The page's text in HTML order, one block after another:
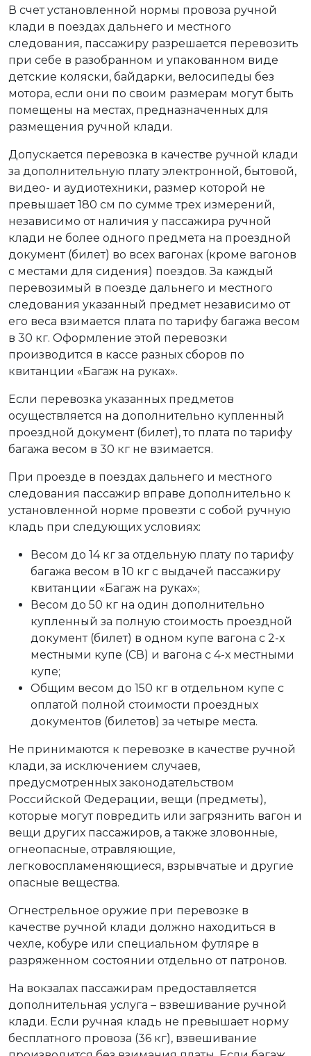
В счет установленной нормы провоза ручной
клади в поездах дальнего и местного
следования, пассажиру разрешается перевозить
при себе в разобранном и упакованном виде
детские коляски, байдарки, велосипеды без
мотора, если они по своим размерам могут быть
помещены на местах, предназначенных для
размещения ручной клади.
Допускается перевозка в качестве ручной клади
за дополнительную плату электронной, бытовой,
видео- и аудиотехники, размер которой не
превышает 180 см по сумме трех измерений,
независимо от наличия у пассажира ручной
клади не более одного предмета на проездной
документ (билет) во всех вагонах (кроме вагонов
с местами для сидения) поездов. За каждый
перевозимый в поезде дальнего и местного
следования указанный предмет независимо от
его веса взимается плата по тарифу багажа весом
в 30 кг. Оформление этой перевозки
производится в кассе разных сборов по
квитанции «Багаж на руках».
Если перевозка указанных предметов
осуществляется на дополнительно купленный
проездной документ (билет), то плата по тарифу
багажа весом в 30 кг не взимается.
При проезде в поездах дальнего и местного
следования пассажир вправе дополнительно к
установленной норме провезти с собой ручную
кладь при следующих условиях:
Весом до 14 кг за отдельную плату по тарифу
багажа весом в 10 кг с выдачей пассажиру
квитанции «Багаж на руках»;
Весом до 50 кг на один дополнительно
купленный за полную стоимость проездной
документ (билет) в одном купе вагона с 2-х
местными купе (СВ) и вагона с 4-х местными
купе;
Общим весом до 150 кг в отдельном купе с
оплатой полной стоимости проездных
документов (билетов) за четыре места.
Не принимаются к перевозке в качестве ручной
клади, за исключением случаев,
предусмотренных законодательством
Российской Федерации, вещи (предметы),
которые могут повредить или загрязнить вагон и
вещи других пассажиров, а также зловонные,
огнеопасные, отравляющие,
легковоспламеняющиеся, взрывчатые и другие
опасные вещества.
Огнестрельное оружие при перевозке в
качестве ручной клади должно находиться в
чехле, кобуре или специальном футляре в
разряженном состоянии отдельно от патронов.
На вокзалах пассажирам предоставляется
дополнительная услуга – взвешивание ручной
клади. Если ручная кладь не превышает норму
бесплатного провоза (36 кг), взвешивание